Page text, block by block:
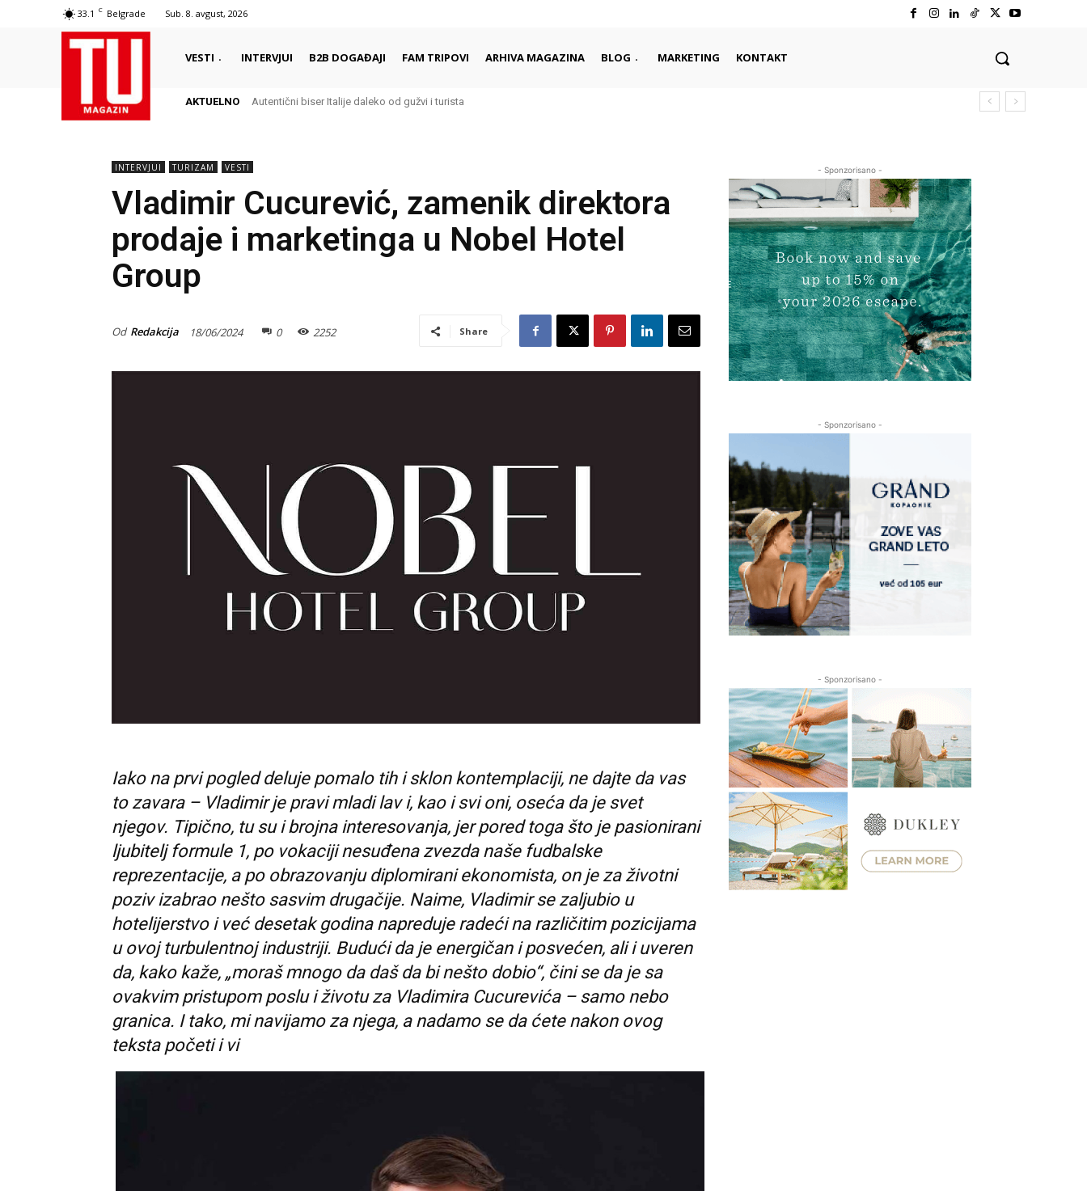
33.1 C Belgrade Sub. 8. avgust, 2026
VESTI INTERVJUI B2B DOGAĐAJI FAM TRIPOVI ARHIVA MAGAZINA BLOG MARKETING KONTAKT
AKTUELNO Delikates sa kojim Grci započinju i završavaju dan
Autentični biser Italije daleko od gužvi i turista
INTERVJUI TURIZAM VESTI
Vladimir Cucurević, zamenik direktora
prodaje i marketinga u Nobel Hotel
Group
Od Redakcija 18/06/2024 0 2252 Share
Iako na prvi pogled deluje pomalo tih i sklon kontemplaciji, ne dajte da vas
to zavara – Vladimir je pravi mladi lav i, kao i svi oni, oseća da je svet
njegov. Tipično, tu su i brojna interesovanja, jer pored toga što je pasionirani
ljubitelj formule 1, po vokaciji nesuđena zvezda naše fudbalske
reprezentacije, a po obrazovanju diplomirani ekonomista, on je za životni
poziv izabrao nešto sasvim drugačije. Naime, Vladimir se zaljubio u
hotelijerstvo i već desetak godina napreduje radeći na različitim pozicijama
u ovoj turbulentnoj industriji. Budući da je energičan i posvećen, ali i uveren
da, kako kaže, „moraš mnogo da daš da bi nešto dobio“, čini se da je sa
ovakvim pristupom poslu i životu za Vladimira Cucurevića – samo nebo
granica. I tako, mi navijamo za njega, a nadamo se da ćete nakon ovog
teksta početi i vi
- Sponzorisano -
- Sponzorisano -
- Sponzorisano -